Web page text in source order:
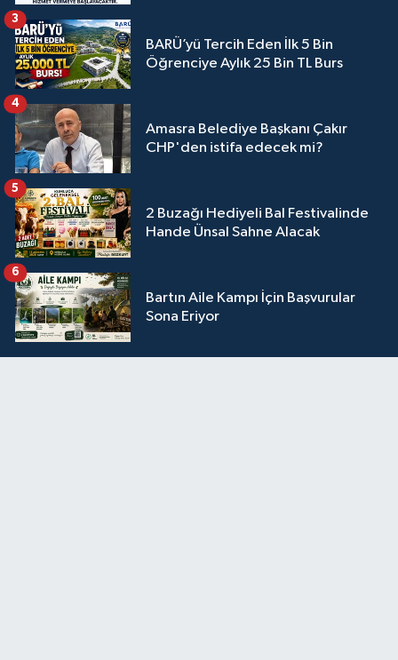
BARÜ’yü Tercih Eden İlk 5 Bin
Öğrenciye Aylık 25 Bin TL Burs
3
Amasra Belediye Başkanı Çakır
CHP'den istifa edecek mi?
4
2 Buzağı Hediyeli Bal Festivalinde
Hande Ünsal Sahne Alacak
5
Bartın Aile Kampı İçin Başvurular
Sona Eriyor
6